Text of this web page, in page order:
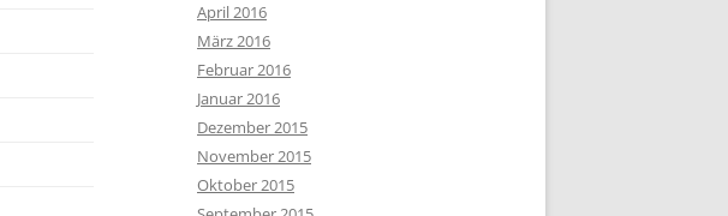
April 2016
März 2016
Februar 2016
Januar 2016
Dezember 2015
November 2015
Oktober 2015